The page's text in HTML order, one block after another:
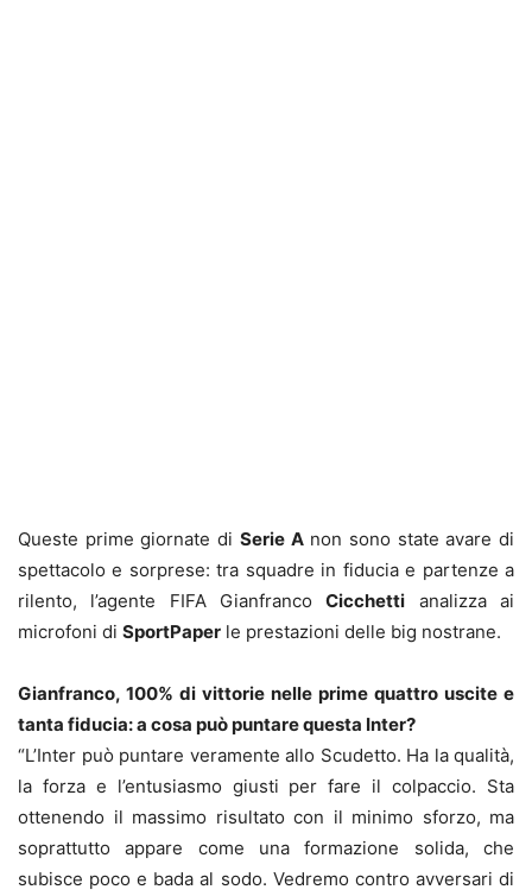
Queste prime giornate di Serie Anon sono state avare di
spettacolo e sorprese: tra squadre in fiducia e partenze a
rilento, l’agente FIFA GianfrancoCicchetti analizza ai
microfoni di SportPaper le prestazioni delle big nostrane.
Gianfranco, 100% di vittorie nelle prime quattro uscite e
tanta fiducia: a cosa può puntare questa Inter?
“L’Inter può puntare veramente allo Scudetto. Ha la qualità,
la forza e l’entusiasmo giusti per fare il colpaccio. Sta
ottenendo il massimo risultato con il minimo sforzo, ma
soprattutto appare come una formazione solida, che
subisce poco e bada al sodo. Vedremo contro avversari di